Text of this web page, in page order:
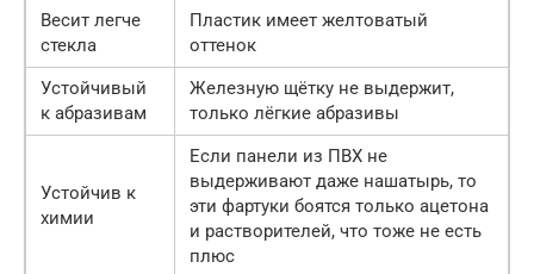
Весит легче
стекла
Пластик имеет желтоватый
оттенок
Устойчивый
к абразивам
Железную щётку не выдержит,
только лёгкие абразивы
Устойчив к
химии
Если панели из ПВХ не
выдерживают даже нашатырь, то
эти фартуки боятся только ацетона
и растворителей, что тоже не есть
плюс